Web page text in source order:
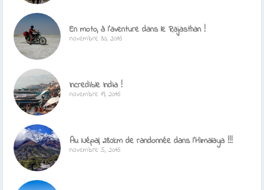
En moto, à l’aventure dans le Rajasthan !
novembre 30, 2016
Incredible India !
novembre 19, 2016
Au Népal, 280km de randonnée dans l’Himalaya !!!
novembre 5, 2016